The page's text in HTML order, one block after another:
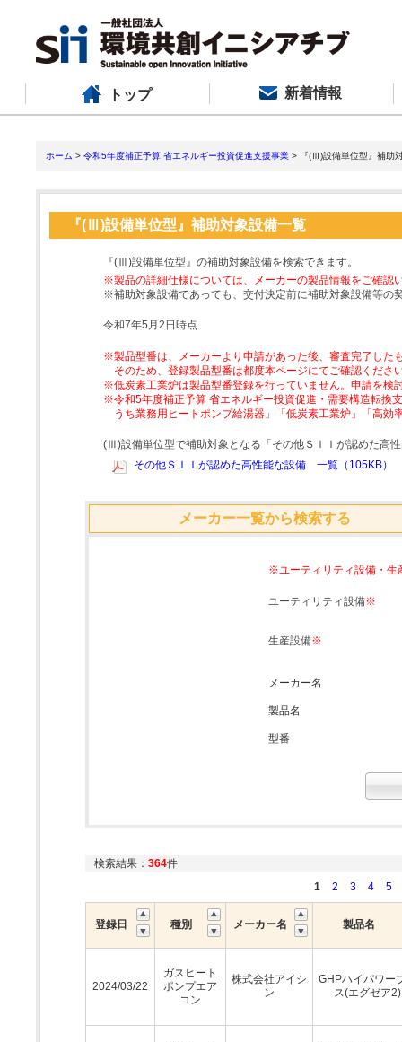
トップ 新着情報
ホーム > 令和5年度補正予算 省エネルギー投資促進支援事業 > 『(Ⅲ)設備単位型』補助
『(Ⅲ)設備単位型』補助対象設備一覧
『(Ⅲ)設備単位型』の補助対象設備を検索できます。
※製品の詳細仕様については、メーカーの製品情報をご確認
※補助対象設備であっても、交付決定前に補助対象設備等の
令和7年5月2日時点
※製品型番は、メーカーより申請があった後、審査完了した
そのため、登録製品型番は都度本ページにてご確認くださ
※低炭素工業炉は製品型番登録を行っていません。申請を検
※令和5年度補正予算 省エネルギー投資促進・需要構造転換
うち業務用ヒートポンプ給湯器」「低炭素工業炉」「高
(Ⅲ)設備単位型で補助対象となる「その他ＳＩＩが認めた高
その他ＳＩＩが認めた高性能な設備 一覧（105KB）
メーカー一覧から検索する
※ユーティリティ設備・生
ユーティリティ設備※
生産設備※
メーカー名
製品名
型番
検索結果： 364件
1
2 3 4 5
登録日 種別 メーカー名 製品名
2024/03/22
ガスヒート
ポンプエア
コン
株式会社アイシ
ン
GHPハイパワー
ス(エグゼア2)